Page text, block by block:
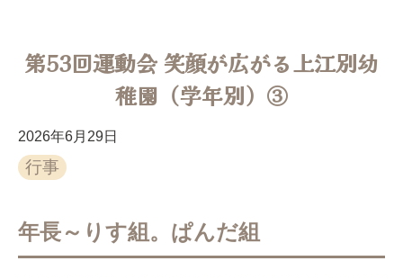
第53回運動会 笑顔が広がる上江別幼
稚園（学年別）③
2026年6月29日
行事
年長～りす組。ぱんだ組